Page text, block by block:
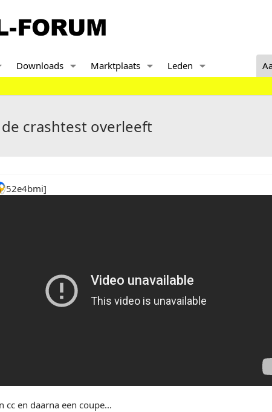
Downloads Marktplaats Leden
crashtest overleeft
52e4bmi]
cc en daarna een coupe...